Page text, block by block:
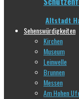
Altstadt
Sehenswürdigkeiten
Kirchen
Museum
Leinwelle
Brunnen
Messen
Am Hohen